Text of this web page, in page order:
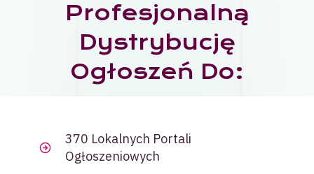
Profesjonalną
Dystrybucję
Ogłoszeń Do:
370 Lokalnych Portali
Ogłoszeniowych